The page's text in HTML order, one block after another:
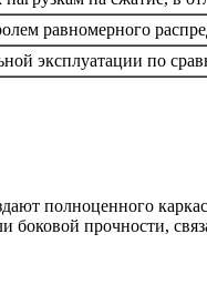
равномерного
эксплуатации по
полноценного
прочности,